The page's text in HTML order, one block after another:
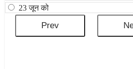
23 जून को